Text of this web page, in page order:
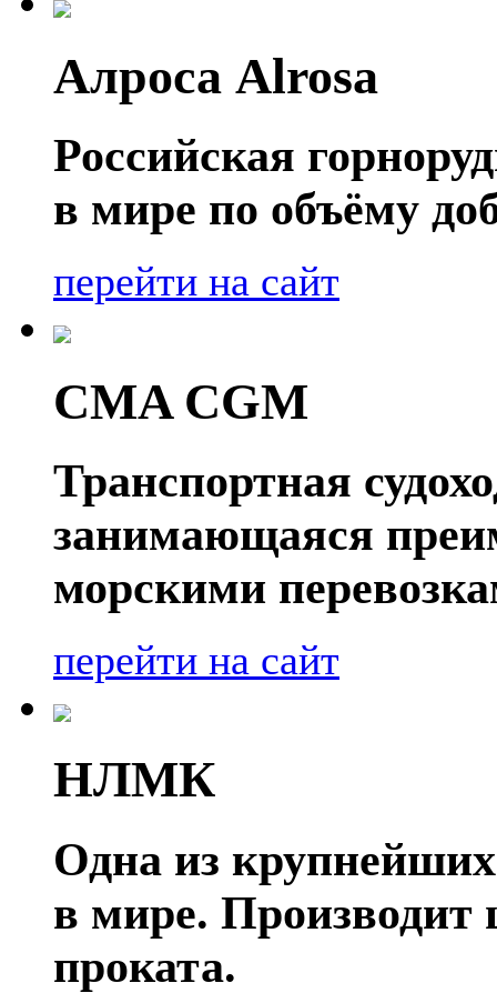
Алроса Alrosa
Российская
в мире по объёму
перейти на сайт
CMA CGM
Транспортная
занимающаяся
морскими
перейти на сайт
НЛМК
Одна из
в мире. Производит
проката.